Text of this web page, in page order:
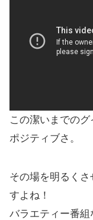
この潔いまでのグ
ポジティブさ。
その場を明るく
すよね！
バラエティー番